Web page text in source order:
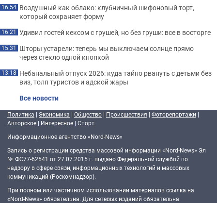
16:54 Воздушный как облако: клубничный шифоновый торт,
который сохраняет форму
16:21 Удивил гостей кексом с грушей, но без груши: все в восторге
15:31 Шторы устарели: теперь мы выключаем солнце прямо
через стекло одной кнопкой
13:18 Небанальный отпуск 2026: куда тайно рвануть с детьми без
виз, толп туристов и адской жары
Все новости
Политика | Экономика | Общество | Происшествия | Фоторепортажи |
Авторское | Интересное | Спорт
Информационное агентство «Nord-News»
Запись о регистрации средства массовой информации «Nord-News» Эл
№ ФС77-62541 от 27.07.2015 г. выдано Федеральной службой по
надзору в сфере связи, информационных технологий и массовых
коммуникаций (Роскомнадзор).
При полном или частичном использовании материалов ссылка на
«Nord-News» обязательна. Для сетевых изданий обязательна